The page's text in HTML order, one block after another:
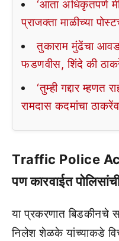
‘आता अधिकृतपणे
प्राजक्ता माळीच्या
तुकाराम मुंढेंचा
फडणवीस, शिंदे की
‘तुम्ही गद्दार म्हणत
रामदास कदमांचा
Traffic Police
पण कारवाईत
या प्रकरणात बिडकीनचे
निलेश शेळके यांच्याकडे